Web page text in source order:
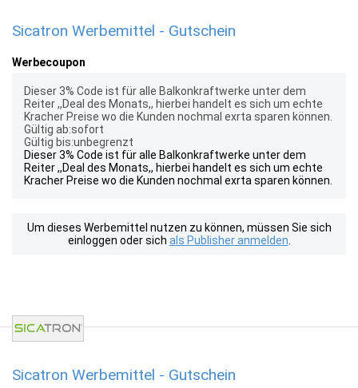
Sicatron Werbemittel - Gutschein
Werbecoupon
Dieser 3% Code ist für alle Balkonkraftwerke unter dem
Reiter ,,Deal des Monats,, hierbei handelt es sich um echte
Kracher Preise wo die Kunden nochmal exrta sparen können.
Gültig ab:sofort
Gültig bis:unbegrenzt
Dieser 3% Code ist für alle Balkonkraftwerke unter dem
Reiter ,,Deal des Monats,, hierbei handelt es sich um echte
Kracher Preise wo die Kunden nochmal exrta sparen können.
Um dieses Werbemittel nutzen zu können, müssen Sie sich
einloggen oder sich als Publisher anmelden
Sicatron Werbemittel - Gutschein